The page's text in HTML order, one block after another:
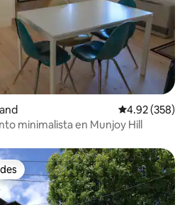
Calificación
4.92 (358)
minimalista en Munjoy Hill